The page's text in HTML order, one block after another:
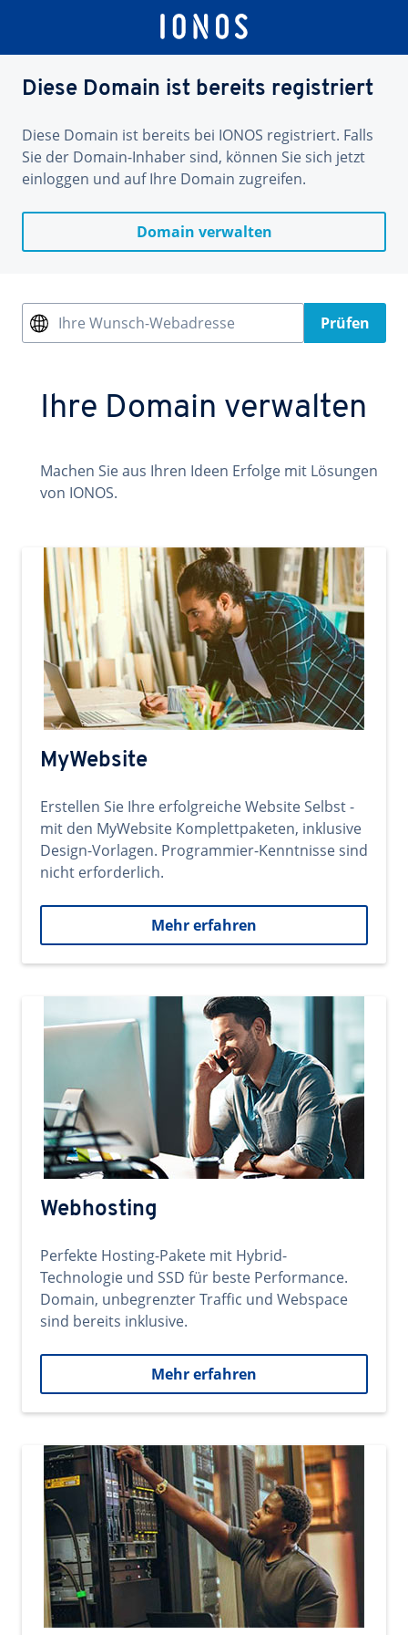
Diese Domain ist bereits registriert
Diese Domain ist bereits bei IONOS registriert. Falls
Sie der Domain-Inhaber sind, können Sie sich jetzt
einloggen und auf Ihre Domain zugreifen.
Domain verwalten
Ihre Wunsch-Webadresse Prüfen
Ihre Domain verwalten
Machen Sie aus Ihren Ideen Erfolge mit Lösungen
von IONOS.
MyWebsite
Erstellen Sie Ihre erfolgreiche Website Selbst -
mit den MyWebsite Komplettpaketen, inklusive
Design-Vorlagen. Programmier-Kenntnisse sind
nicht erforderlich.
Mehr erfahren
Webhosting
Perfekte Hosting-Pakete mit Hybrid-
Technologie und SSD für beste Performance.
Domain, unbegrenzter Traffic und Webspace
sind bereits inklusive.
Mehr erfahren